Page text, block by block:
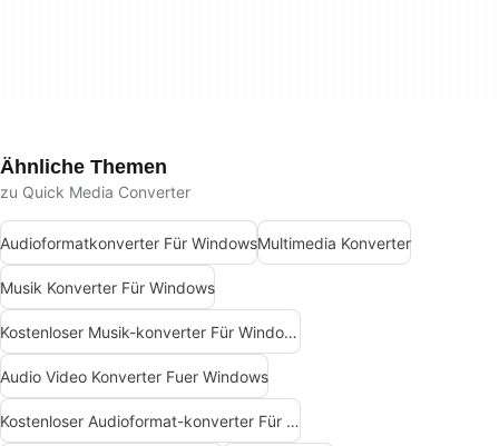
Ähnliche Themen
zu Quick Media Converter
Audioformatkonverter Für WindowsMultimedia Konverter
Musik Konverter Für Windows
Kostenloser Musik-konverter Für Windows
Audio Video Konverter Fuer Windows
Kostenloser Audioformat-konverter Für Windows